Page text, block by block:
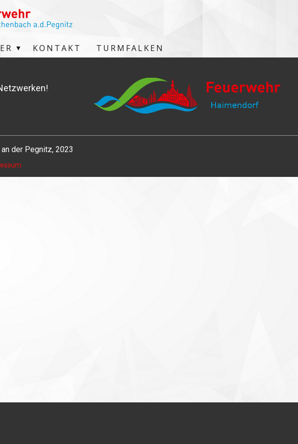
KONTAKT TURMFALKEN
der Pegnitz, 2023